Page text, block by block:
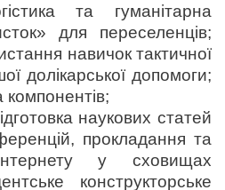
та гуманітарна
для переселенців;
навичок тактичної
долікарської допомоги;
компонентів;
наукових статей
прокладання та
у сховищах
конструкторське